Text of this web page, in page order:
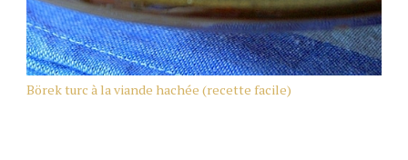
Börek turc à la viande hachée (recette facile)